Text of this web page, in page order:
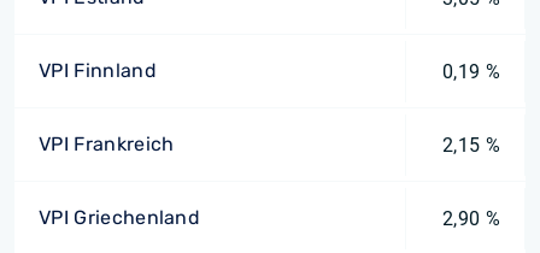
VPI Finnland 0,19 %
VPI Frankreich 2,15 %
VPI Griechenland 2,90 %